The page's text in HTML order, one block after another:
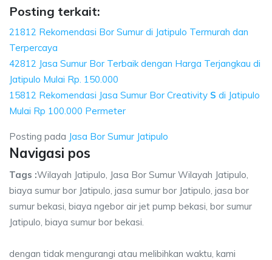
Posting terkait:
21812 Rekomendasi Bor Sumur di Jatipulo Termurah dan
Terpercaya
42812 Jasa Sumur Bor Terbaik dengan Harga Terjangkau di
Jatipulo Mulai Rp. 150.000
15812 Rekomendasi Jasa Sumur Bor Creativity S di Jatipulo
Mulai Rp 100.000 Permeter
Posting pada Jasa Bor Sumur Jatipulo
Navigasi pos
Tags :Wilayah Jatipulo, Jasa Bor Sumur Wilayah Jatipulo,
biaya sumur bor Jatipulo, jasa sumur bor Jatipulo, jasa bor
sumur bekasi, biaya ngebor air jet pump bekasi, bor sumur
Jatipulo, biaya sumur bor bekasi.
dengan tidak mengurangi atau melibihkan waktu, kami